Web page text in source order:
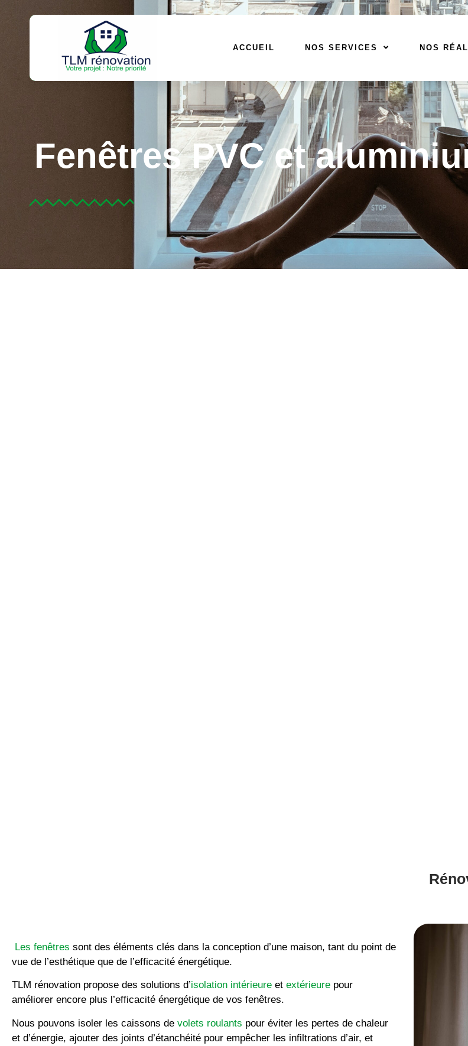
ACCUEIL NOS SERVICES NOS
Fenêtres PVC et
Les fenêtres sont des éléments clés dans la conception d’une maison, tant du point de
vue de l’esthétique que de l’efficacité énergétique.
TLM rénovation propose des solutions d’isolation intérieure et extérieure pour
améliorer encore plus l’efficacité énergétique de vos fenêtres.
Nous pouvons isoler les caissons de volets roulants pour éviter les pertes de chaleur
et d’énergie, ajouter des joints d’étanchéité pour empêcher les infiltrations d’air, et